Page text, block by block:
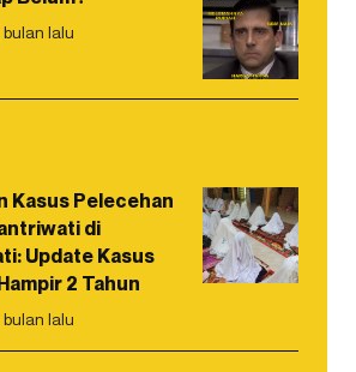
bulan lalu
Kasus Pelecehan
di
Update Kasus
2 Tahun
bulan lalu